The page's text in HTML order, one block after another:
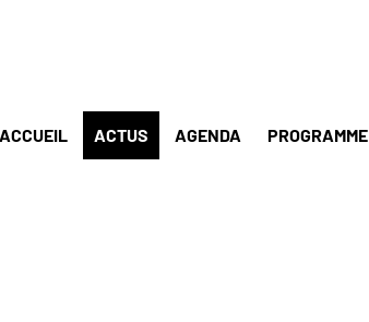
ACCUEIL ACTUS AGENDA PROGRAMME